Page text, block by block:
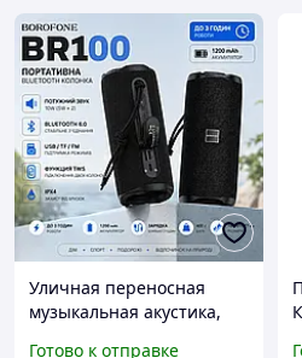
Уличная переносная
музыкальная акустика,
Готово к отправке